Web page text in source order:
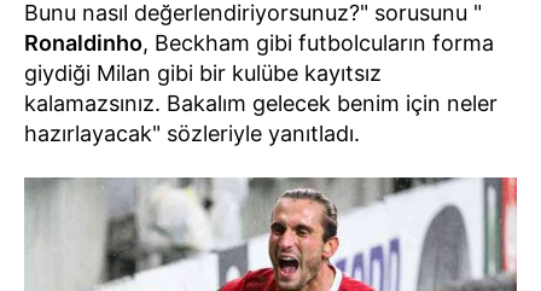
Bunu nasıl değerlendiriyorsunuz?" sorusunu "
Ronaldinho, Beckham gibi futbolcuların forma
giydiği Milan gibi bir kulübe kayıtsız
kalamazsınız. Bakalım gelecek benim için neler
hazırlayacak" sözleriyle yanıtladı.